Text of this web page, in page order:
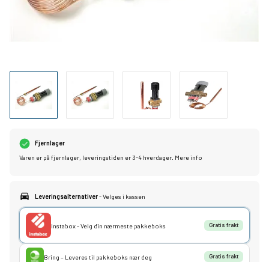
Fjernlager
Varen er på fjernlager, leveringstiden er 3-4 hverdager. Mere info
Leveringsalternativer- Velges i kassen
Instabox - Velg din nærmeste pakkeboks Gratis frakt
Bring – Leveres til pakkeboks nær deg Gratis frakt